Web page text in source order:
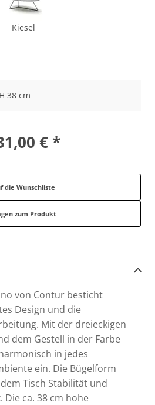
Kiesel
38 cm
€ *
die Wunschliste
zum Produkt
von Contur besticht
Design und die
Mit der dreieckigen
dem Gestell in der Farbe
in jedes
ein. Die Bügelform
Tisch Stabilität und
Die ca. 38 cm hohe